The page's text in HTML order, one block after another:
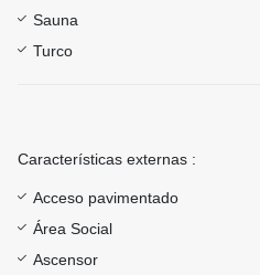
Sauna
Turco
Características externas :
Acceso pavimentado
Área Social
Ascensor